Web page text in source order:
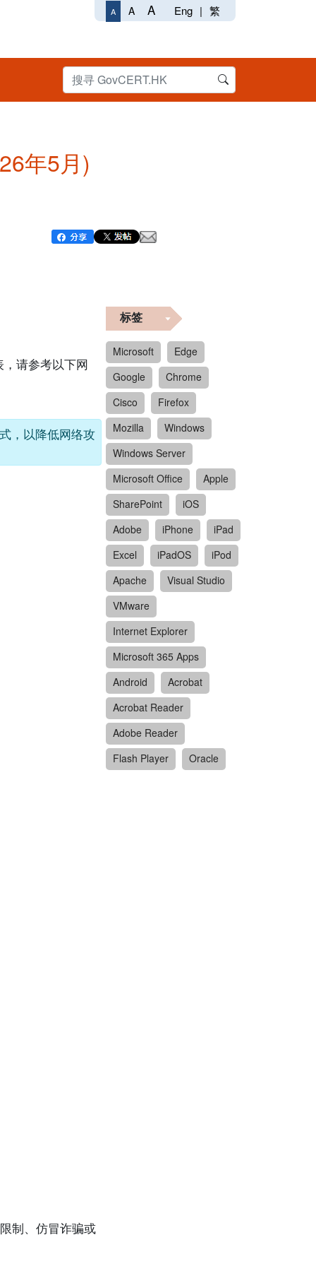
A A A Eng | 繁
年5月)
请参考以下网
，以降低网络攻
制、仿冒诈骗或
标签
Microsoft
Edge
Google
Chrome
Cisco
Firefox
Mozilla
Windows
Windows Server
Microsoft Office
Apple
SharePoint
iOS
Adobe
iPhone
iPad
Excel
iPadOS
iPod
Apache
Visual Studio
VMware
Internet Explorer
Microsoft 365 Apps
Android
Acrobat
Acrobat Reader
Adobe Reader
Flash Player
Oracle